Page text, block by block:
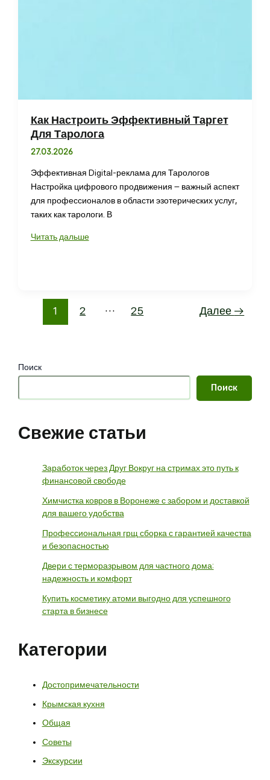
Как Настроить Эффективный Таргет
Для Таролога
27.03.2026
Эффективная Digital-реклама для Тарологов
Настройка цифрового продвижения – важный аспект
для профессионалов в области эзотерических услуг,
таких как тарологи. В
Как
Таролога
Читать дальше
1 2 … 25 Далее →
Поиск
Поиск
Свежие статьи
Заработок через Друг Вокруг на стримах это путь к
финансовой свободе
Химчистка ковров в Воронеже с забором и доставкой
для вашего удобства
Профессиональная грщ сборка с гарантией качества
и безопасностью
Двери с терморазрывом для частного дома:
надежность и комфорт
Купить косметику атоми выгодно для успешного
старта в бизнесе
Категории
Достопримечательности
Крымская кухня
Общая
Советы
Экскурсии